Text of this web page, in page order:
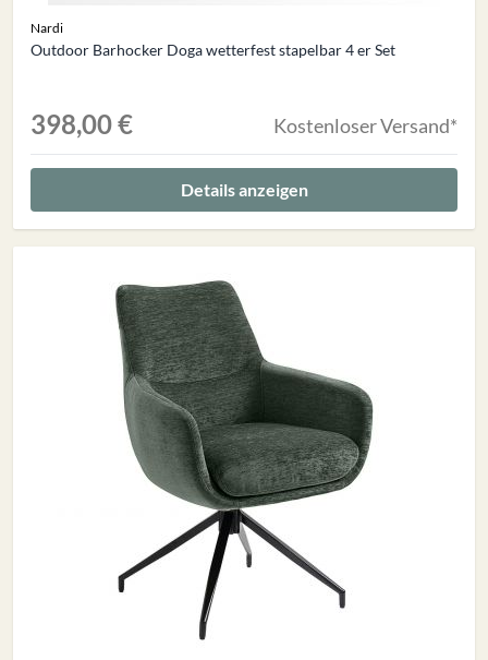
Nardi
Outdoor Barhocker Doga wetterfest stapelbar 4 er Set
398,00 € Kostenloser Versand*
Details anzeigen